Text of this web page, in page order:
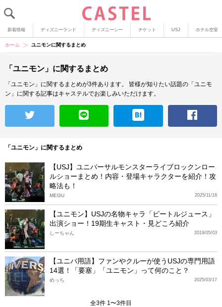
新着情報 ディズニーランド ディズニーシー チケット USJ ホテル空室
ホーム ユニモンに関するまとめ
「ユニモン」に関するまとめ
「ユニモン」に関するまとめが3件あります。
皆様が知りたい話題の「ユニモ
ン」に関する記事はキャステルでお楽しみいただけます。
「ユニモン」に関するまとめ
【USJ】ユニバーサルモンスターライブロックンロー
ルショーまとめ！内容・登場キャラクターを紹介！攻
略法も！
2025/11/18
MEGU
【ユニモン】USJの名物キャラ「ビートルジュース」
出演ショー！19期生キャスト・見どころ紹介
2019/05/03
しーちゃん
【ユニバ用語】ファンやクルーが使うUSJの専門用語
14選！「要塞」「ユニモン」って何のこと？
2025/03/17
めっち
全3件 1〜3件目